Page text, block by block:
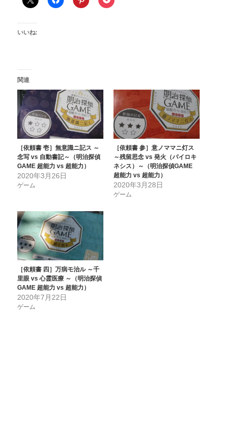
いいね:
関連
［依頼書 壱］無意識ニ記ス ～
念写 vs 自動書記～（明治探偵
GAME 超能力 vs 超能力）
2020年3月26日
ゲーム
［依頼書 参］意ノママニ灯ス
～残留思念 vs 発火（パイロキ
ネシス）～（明治探偵GAME
超能力 vs 超能力）
2020年3月28日
ゲーム
［依頼書 四］万病モ治ル ～千
里眼 vs 心霊医療 ～（明治探偵
GAME 超能力 vs 超能力）
2020年7月22日
ゲーム